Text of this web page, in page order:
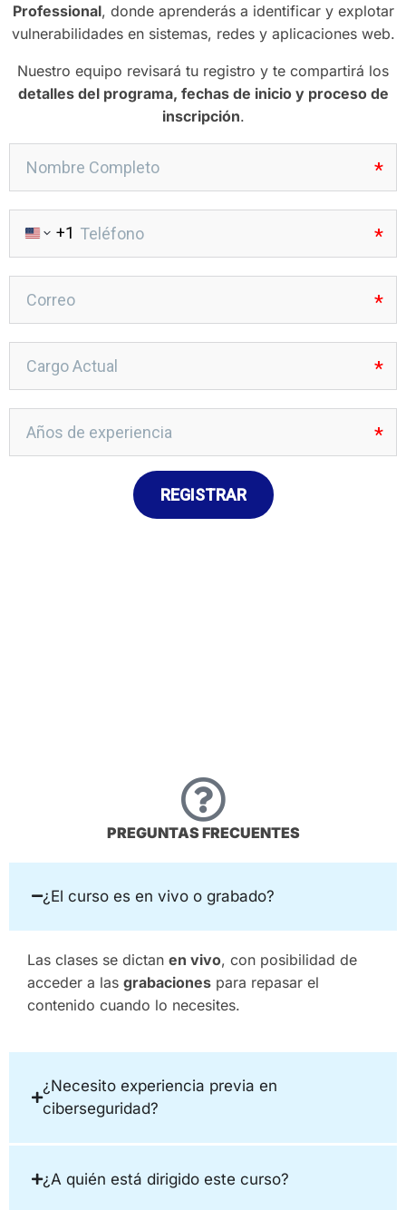
Professional, donde aprenderás a identificar y explotar
vulnerabilidades en sistemas, redes y aplicaciones web.
Nuestro equipo revisará tu registro y te compartirá los
detalles del programa, fechas de inicio y proceso de
inscripción.
PREGUNTAS FRECUENTES
¿El curso es en vivo o grabado?
Las clases se dictan en vivo, con posibilidad de
acceder a las grabaciones para repasar el
contenido cuando lo necesites.
¿Necesito experiencia previa en
ciberseguridad?
¿A quién está dirigido este curso?